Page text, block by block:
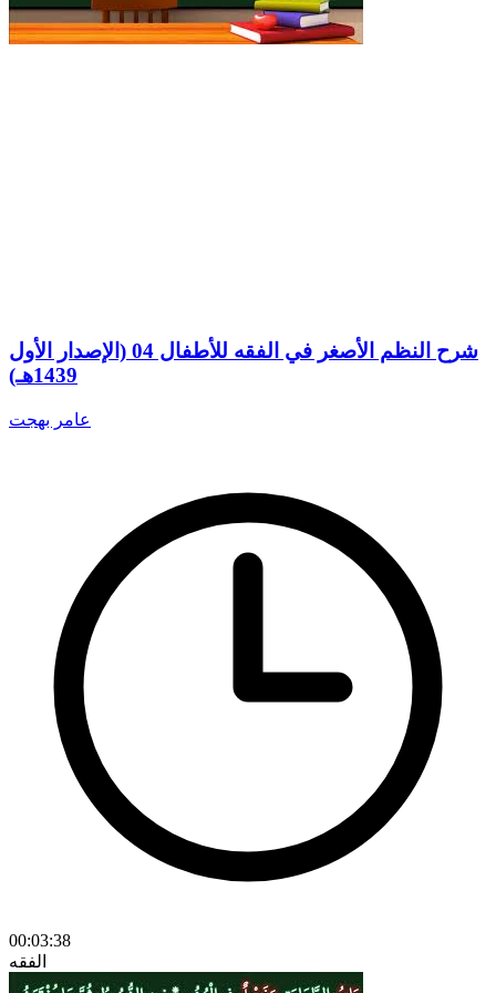
شرح النظم الأصغر في الفقه للأطفال 04 (الإصدار الأول
1439هـ)
عامر بهجت
00:03:38
الفقه